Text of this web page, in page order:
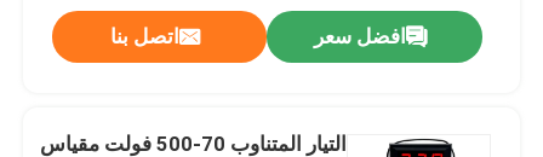
افضل سعر اتصل بنا
التيار المتناوب 70-500 فولت مقياس